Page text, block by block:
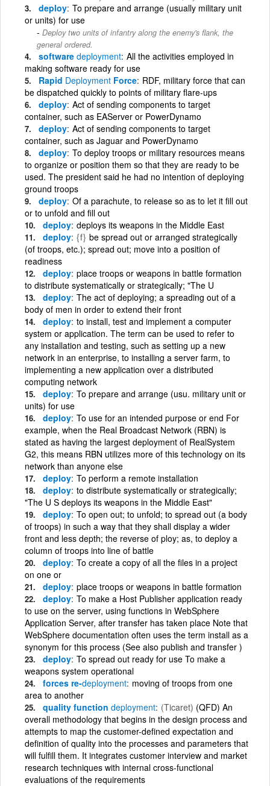
deploy To prepare and arrange (usually military unit
or units) for use
Deploy two units of infantry along the enemy's flank, the
general ordered.
software deployment All the activities employed in
making software ready for use
Rapid Deployment Force RDF, military force that can
be dispatched quickly to points of military flare-ups
deploy Act of sending components to target
container, such as EAServer or PowerDynamo
deploy Act of sending components to target
container, such as Jaguar and PowerDynamo
deploy To deploy troops or military resources means
to organize or position them so that they are ready to be
used. The president said he had no intention of deploying
ground troops
deploy Of a parachute, to release so as to let it fill out
or to unfold and fill out
deploy deploys its weapons in the Middle East
deploy {f} be spread out or arranged strategically
(of troops, etc.); spread out; move into a position of
readiness
deploy place troops or weapons in battle formation
to distribute systematically or strategically; "The U
deploy The act of deploying; a spreading out of a
body of men in order to extend their front
deploy to install, test and implement a computer
system or application. The term can be used to refer to
any installation and testing, such as setting up a new
network in an enterprise, to installing a server farm, to
implementing a new application over a distributed
computing network
deploy To prepare and arrange (usu. military unit or
units) for use
deploy To use for an intended purpose or end For
example, when the Real Broadcast Network (RBN) is
stated as having the largest deployment of RealSystem
G2, this means RBN utilizes more of this technology on its
network than anyone else
deploy To perform a remote installation
deploy to distribute systematically or strategically;
"The U S deploys its weapons in the Middle East"
deploy To open out; to unfold; to spread out (a body
of troops) in such a way that they shall display a wider
front and less depth; the reverse of ploy; as, to deploy a
column of troops into line of battle
deploy To create a copy of all the files in a project
on one or
deploy place troops or weapons in battle formation
deploy To make a Host Publisher application ready
to use on the server, using functions in WebSphere
Application Server, after transfer has taken place Note that
WebSphere documentation often uses the term install as a
synonym for this process (See also publish and transfer )
deploy To spread out ready for use To make a
weapons system operational
forces re-deployment moving of troops from one
area to another
quality function deployment (Ticaret) (QFD) An
overall methodology that begins in the design process and
attempts to map the customer-defined expectation and
definition of quality into the processes and parameters that
will fulfill them. It integrates customer interview and market
research techniques with internal cross-functional
evaluations of the requirements